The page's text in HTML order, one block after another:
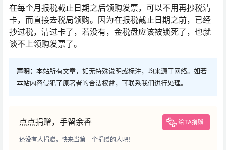
在每个月报税截止日期之后领购发票，可以不用再抄税清
卡，而直接去税局领购。因为在报税截止日期之前，已经
抄过税，清过卡了，若没有，金税盘应该被锁死了，也就
谈不上领购发票了。
声明： 本站所有文章，如无特殊说明或标注，均来源于网络。如若
本站内容侵犯了原著者的合法权益，可联系我们进行处理。
点点捐赠，手留余香 给TA捐赠
还没有人捐赠，快来当第一个捐赠的人吧！